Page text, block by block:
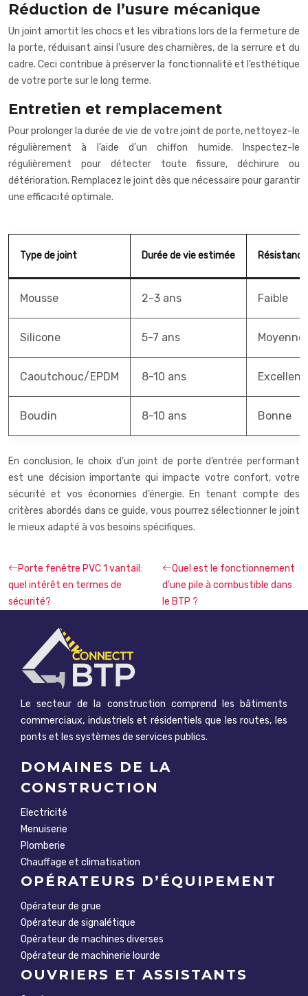
Réduction de l’usure mécanique
Un joint amortit les chocs et les vibrations lors de la fermeture de
la porte, réduisant ainsi l’usure des charnières, de la serrure et du
cadre. Ceci contribue à préserver la fonctionnalité et l’esthétique
de votre porte sur le long terme.
Entretien et remplacement
Pour prolonger la durée de vie de votre joint de porte, nettoyez-le
régulièrement à l’aide d’un chiffon humide. Inspectez-le
régulièrement pour détecter toute fissure, déchirure ou
détérioration. Remplacez le joint dès que nécessaire pour garantir
une efficacité optimale.
Type de joint Durée de vie estimée
Mousse 2-3 ans Faible
Silicone 5-7 ans Moyenne
Caoutchouc/EPDM 8-10 ans
Boudin 8-10 ans Bonne
En conclusion, le choix d’un joint de porte d’entrée performant
est une décision importante qui impacte votre confort, votre
sécurité et vos économies d’énergie. En tenant compte des
critères abordés dans ce guide, vous pourrez sélectionner le joint
le mieux adapté à vos besoins spécifiques.
Porte fenêtre PVC 1 vantail:
quel intérêt en termes de
sécurité?
Quel est le fonctionnement
d’une pile à combustible dans
le BTP ?
Le secteur de la construction comprend les bâtiments
commerciaux, industriels et résidentiels que les routes, les
ponts et les systèmes de services publics.
DOMAINES DE LA
CONSTRUCTION
Electricité
Menuiserie
Plomberie
Chauffage et climatisation
OPÉRATEURS D’ÉQUIPEMENT
Opérateur de grue
Opérateur de signalétique
Opérateur de machines diverses
Opérateur de machinerie lourde
OUVRIERS ET ASSISTANTS